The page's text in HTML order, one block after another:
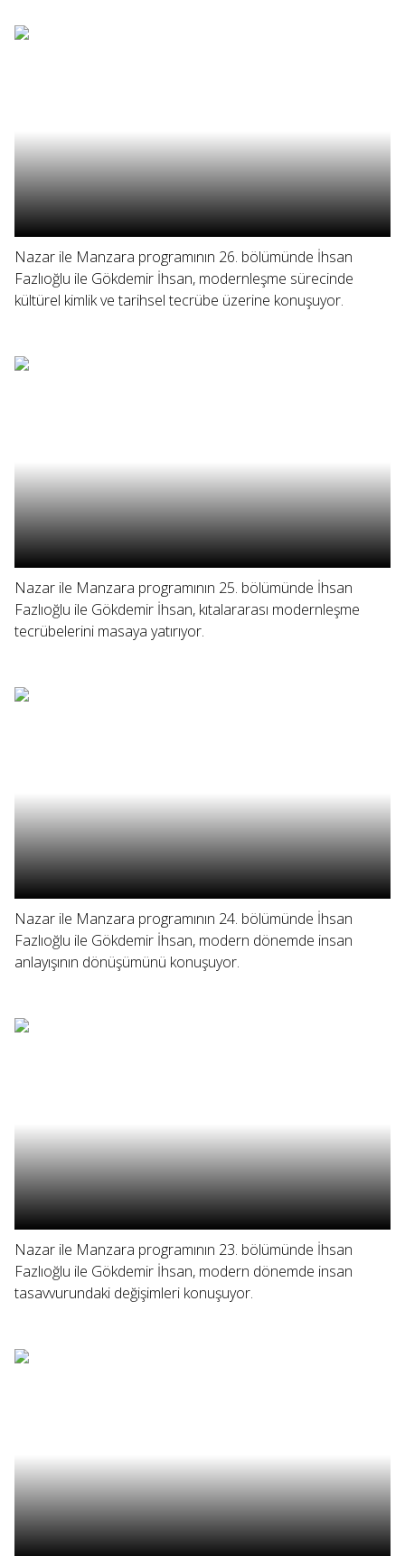
Nazar ile Manzara programının 26. bölümünde İhsan
Fazlıoğlu ile Gökdemir İhsan, modernleşme sürecinde
kültürel kimlik ve tarihsel tecrübe üzerine konuşuyor.
Nazar ile Manzara programının 25. bölümünde İhsan
Fazlıoğlu ile Gökdemir İhsan, kıtalararası modernleşme
tecrübelerini masaya yatırıyor.
Nazar ile Manzara programının 24. bölümünde İhsan
Fazlıoğlu ile Gökdemir İhsan, modern dönemde insan
anlayışının dönüşümünü konuşuyor.
Nazar ile Manzara programının 23. bölümünde İhsan
Fazlıoğlu ile Gökdemir İhsan, modern dönemde insan
tasavvurundaki değişimleri konuşuyor.